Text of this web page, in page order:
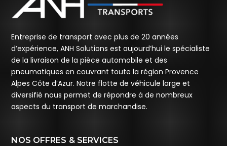
Entreprise de transport avec plus de 20 années
d’expérience, ANH Solutions est aujourd’hui le spécialiste
de la livraison de la pièce automobile et des
pneumatiques en couvrant toute la région Provence
Alpes Côte d’Azur. Notre flotte de véhicule large et
diversifié nous permet de répondre à de nombreux
aspects du transport de marchandise.
NOS OFFRES & SERVICES